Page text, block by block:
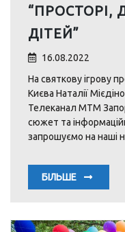
ДІТЕЙ”
16.08.2022
На святкову ігрову
Києва Наталії
Телеканал МТМ
сюжет та
запрошуємо на наші
БІЛЬШЕ